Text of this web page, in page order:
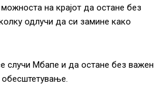
на крајот да остане без
одлучи да си замине како
случи Мбапе и да остане без важен